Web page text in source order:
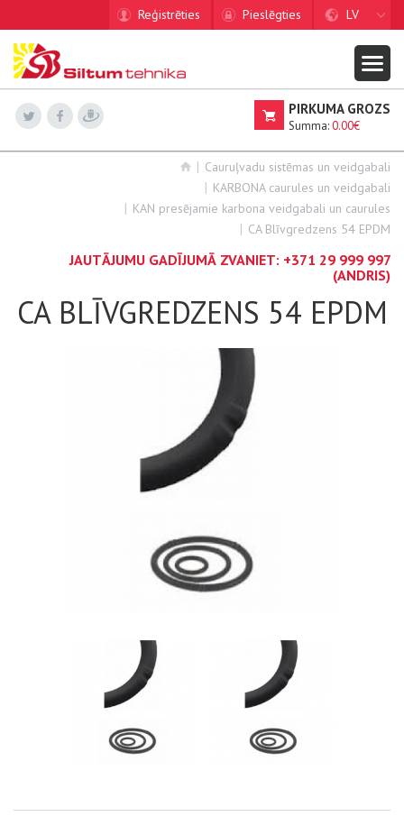
Reģistrēties Pieslēgties LV
PIRKUMA GROZS
Summa:0.00€
Cauruļvadu sistēmas un veidgabali
KARBONA caurules un veidgabali
KAN presējamie karbona veidgabali un caurules
CA Blīvgredzens 54 EPDM
JAUTĀJUMU GADĪJUMĀ ZVANIET: +371 29 999 997
(ANDRIS)
CA BLĪVGREDZENS 54 EPDM